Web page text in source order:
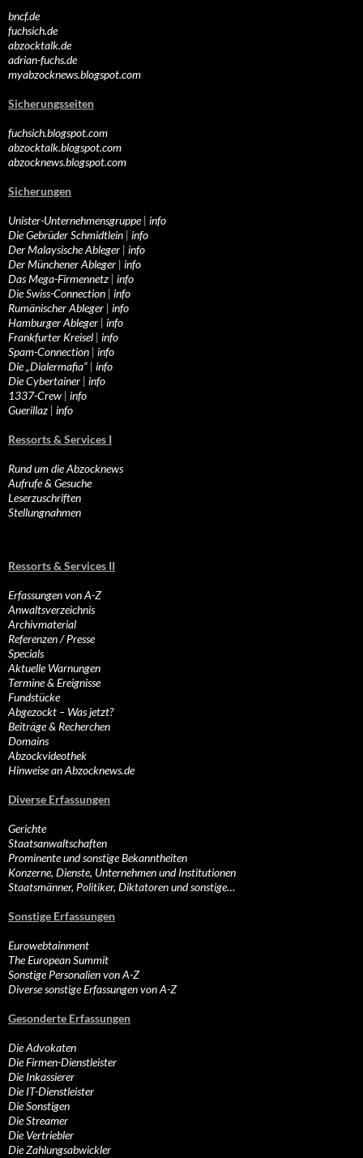
bncf.de
fuchsich.de
abzocktalk.de
adrian-fuchs.de
myabzocknews.blogspot.com
Sicherungsseiten
fuchsich.blogspot.com
abzocktalk.blogspot.com
abzocknews.blogspot.com
Sicherungen
Unister-Unternehmensgruppe| info
Die Gebrüder Schmidtlein | info
Der Malaysische Ableger | info
Der Münchener Ableger | info
Das Mega-Firmennetz | info
Die Swiss-Connection | info
Rumänischer Ableger | info
Hamburger Ableger | info
Frankfurter Kreisel | info
Spam-Connection | info
Die „Dialermafia“ | info
Die Cybertainer | info
1337-Crew | info
Guerillaz | info
Ressorts & Services I
Rund um die Abzocknews
Aufrufe & Gesuche
Leserzuschriften
Stellungnahmen
Ressorts & Services II
Erfassungen von A-Z
Anwaltsverzeichnis
Archivmaterial
Referenzen / Presse
Specials
Aktuelle Warnungen
Termine & Ereignisse
Fundstücke
Abgezockt – Was jetzt?
Beiträge & Recherchen
Domains
Abzockvideothek
Hinweise an Abzocknews.de
Diverse Erfassungen
Gerichte
Staatsanwaltschaften
Prominente und sonstige Bekanntheiten
Konzerne, Dienste, Unternehmen und Institutionen
Staatsmänner, Politiker, Diktatoren und sonstige…
Sonstige Erfassungen
Eurowebtainment
The European Summit
Sonstige Personalien von A-Z
Diverse sonstige Erfassungen von A-Z
Gesonderte Erfassungen
Die Advokaten
Die Firmen-Dienstleister
Die Inkassierer
Die IT-Dienstleister
Die Sonstigen
Die Streamer
Die Vertriebler
Die Zahlungsabwickler